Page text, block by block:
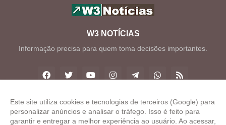
W3 NOTÍCIAS
Informação precisa para quem toma decisões importantes.
Copyright ©2026W3 Notícias
Este site utiliza cookies e tecnologias de terceiros (Google) para
personalizar anúncios e analisar o tráfego. Isso é feito para
garantir e entregar a melhor experiência ao usuário. Ao acessar,